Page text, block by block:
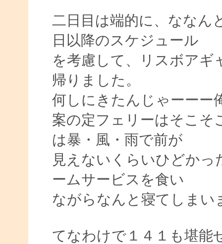
二日目は端的に、ななん
日以降のスケジュール
を考慮して、リスボアギ
帰りました。
何しにきたんじゃーーー
案の定フェリーはそこそ
は暴・風・雨で前が
見えないくらいひどか
ームサービスを食い
ながらなんと寝てしまい
てなわけで１４１も堪能